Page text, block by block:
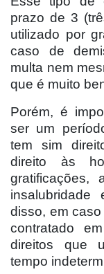
prazo de 3
utilizado por
caso de
multa nem
que é muito
Porém, é
ser um
tem sim
direito às
gratificações,
insalubridade
disso, em
contratado
direitos que
tempo